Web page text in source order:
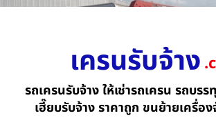
เครนรับจ้าง
รถเครนรับจ้าง ให้เช่ารถเครน รถบร
เฮี๊ยบรับจ้าง ราคาถูก ขนย้ายเครื่อ